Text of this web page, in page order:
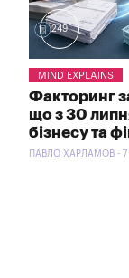
249
MIND EXPLAINS
Факторинг
що з 30
бізнесу та
ПАВЛО ХАРЛАМОВ -